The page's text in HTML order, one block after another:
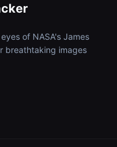
of NASA's James
breathtaking images